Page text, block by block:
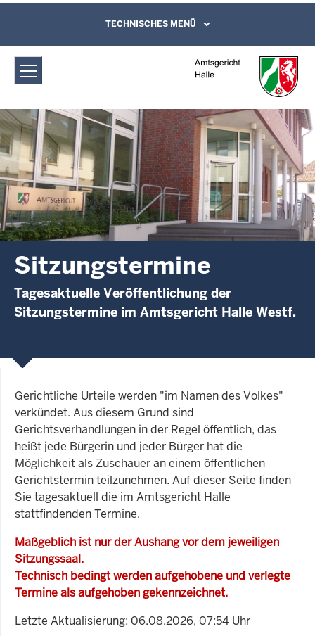
Amtsgericht Halle (Westf.):
Sitzungstermine
Direkt zum Inhalt
Leichte Sprache, Gebärdensprachenvideo
und Kontaktformular
TECHNISCHES MENÜ
Sitzungstermine
Tagesaktuelle Veröffentlichung der
Sitzungstermine im Amtsgericht Halle Westf.
Gerichtliche Urteile werden "im Namen des Volkes"
verkündet. Aus diesem Grund sind
Gerichtsverhandlungen in der Regel öffentlich, das
heißt jede Bürgerin und jeder Bürger hat die
Möglichkeit als Zuschauer an einem öffentlichen
Gerichtstermin teilzunehmen. Auf dieser Seite finden
Sie tagesaktuell die im Amtsgericht Halle
stattfindenden Termine.
Maßgeblich ist nur der Aushang vor dem jeweiligen
Sitzungssaal.
Technisch bedingt werden aufgehobene und verlegte
Termine als aufgehoben gekennzeichnet.
Letzte Aktualisierung: 06.08.2026, 07:54 Uhr